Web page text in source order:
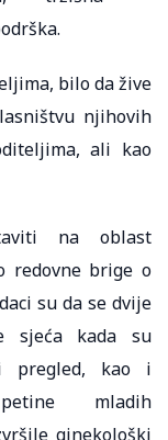
bilo da žive
njihovih
ali kao
na oblast
redovne brige o
su da se dvije
sjeća kada su
pregled, kao i
mladih
ginekološki